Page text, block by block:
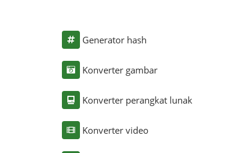
Generator hash
Konverter gambar
Konverter perangkat lunak
Konverter video